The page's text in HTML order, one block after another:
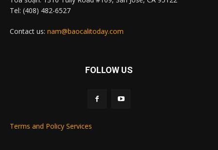
Tel: (408) 482-6527
Contact us: nam@baocalitoday.com
FOLLOW US
Terms and Policy Services